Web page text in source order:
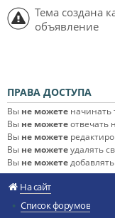
Тема создана
объявление
ПРАВА ДОСТУПА
Вы не можете начинать
Вы не можетеотвечать
Вы не можете
Вы не можетеудалять
Вы не можете
На сайт
Список форумов